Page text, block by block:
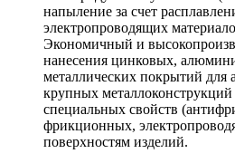
напыление за счет
электропроводящих
Экономичный и
нанесения цинковых,
металлических покрытий для
крупных
специальных свойств
фрикционных,
поверхностям изделий.